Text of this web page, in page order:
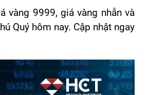
vàng 9999, giá vàng nhẫn và
Quý hôm nay. Cập nhật ngay